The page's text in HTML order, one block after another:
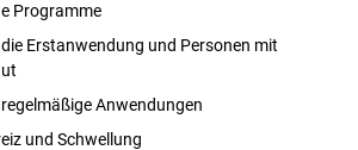
Programme
Erstanwendung und Personen mit
Anwendungen
und Schwellung